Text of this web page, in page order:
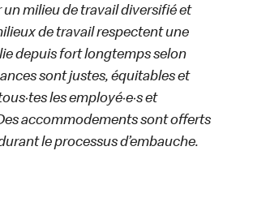
un milieu de travail diversifié et
de travail respectent une
depuis fort longtemps selon
sont justes, équitables et
les employé·e·s et
accommodements sont offerts
le processus d’embauche.